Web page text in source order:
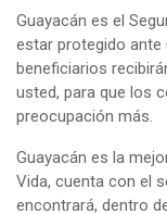
Guayacán es el
estar protegido ante
beneficiarios
usted, para que los
preocupación más.
Guayacán es la
Vida, cuenta con el
encontrará, dentro